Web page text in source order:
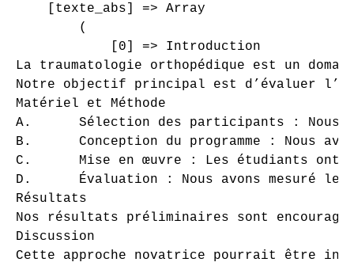
    [texte_abs] => Array
        (
            [0] => Introduction
La traumatologie orthopédique est un
Notre objectif principal est d’évaluer
Matériel et Méthode
A.	Sélection des participants : Nous avons recruté un groupe d’étudiants en médecine spécialisés en traumatologie orthopédique.
B.	Conception du programme : Nous avons développé des jeux spécifiques liés à des cas cliniques, des procédures chirurgicales et des diagnostics.
C.	Mise en œuvre : Les étudiants ont participé à des séances de jeu en groupe, où ils ont résolu des problèmes, pris des décisions cliniques et collaboré avec leurs pairs.
D.	Évaluation : Nous avons mesuré les connaissances acquises, la rétention d’informations et la satisfaction des étudiants.
Résultats
Nos résultats préliminaires sont
Discussion
Cette approche novatrice pourrait être